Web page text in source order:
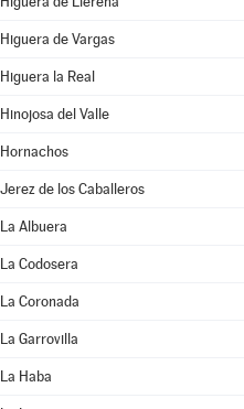
Higuera de Vargas
Higuera la Real
Hinojosa del Valle
Hornachos
Jerez de los Caballeros
La Albuera
La Codosera
La Coronada
La Garrovilla
La Haba